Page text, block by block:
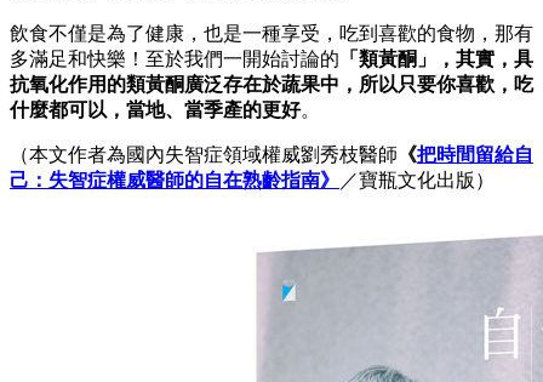
飲食不僅是為了健康，也是一種享受，吃到喜歡的食物，那有
多滿足和快樂！至於我們一開始討論的 「類黃酮」，其實，具
抗氧化作用的類黃酮廣泛存在於蔬果中，所以只要你喜歡，吃
什麼都可以，當地、當季產的更好。
（本文作者為國內失智症領域權威劉秀枝醫師 《把時間留給自
己：失智症權威醫師的自在熟齡指南》
／寶瓶文化出版）